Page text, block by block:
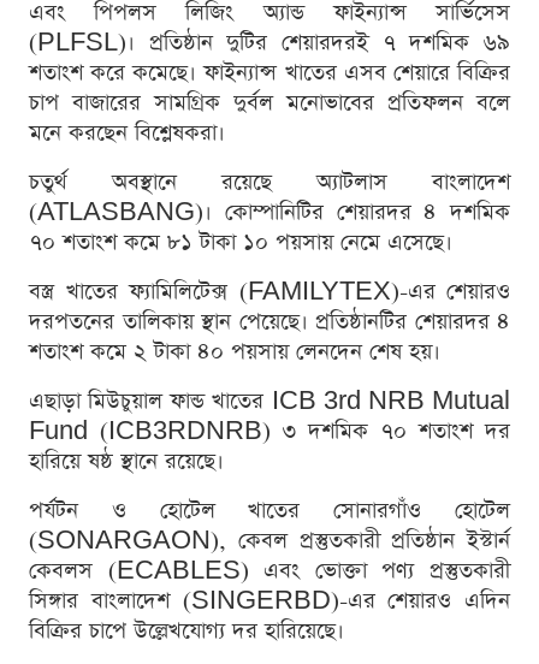
এবং পিপলস লিজিং অ্যান্ড ফাইন্যান্স সার্ভিসেস
(PLFSL)। প্রতিষ্ঠান দুটির শেয়ারদরই ৭ দশমিক ৬৯
শতাংশ করে কমেছে। ফাইন্যান্স খাতের এসব শেয়ারে বিক্রির
চাপ বাজারের সামগ্রিক দুর্বল মনোভাবের প্রতিফলন বলে
মনে করছেন বিশ্লেষকরা।
চতুর্থ অবস্থানে রয়েছে অ্যাটলাস বাংলাদেশ
(ATLASBANG)। কোম্পানিটির শেয়ারদর ৪ দশমিক
৭০ শতাংশ কমে ৮১ টাকা ১০ পয়সায় নেমে এসেছে।
বস্ত্র খাতের ফ্যামিলিটেক্স (FAMILYTEX)-এর শেয়ারও
দরপতনের তালিকায় স্থান পেয়েছে। প্রতিষ্ঠানটির শেয়ারদর ৪
শতাংশ কমে ২ টাকা ৪০ পয়সায় লেনদেন শেষ হয়।
এছাড়া মিউচুয়াল ফান্ড খাতের ICB 3rd NRB Mutual
Fund (ICB3RDNRB) ৩ দশমিক ৭০ শতাংশ দর
হারিয়ে ষষ্ঠ স্থানে রয়েছে।
পর্যটন ও হোটেল খাতের সোনারগাঁও হোটেল
(SONARGAON), কেবল প্রস্তুতকারী প্রতিষ্ঠান ইস্টার্ন
কেবলস (ECABLES) এবং ভোক্তা পণ্য প্রস্তুতকারী
সিঙ্গার বাংলাদেশ (SINGERBD)-এর শেয়ারও এদিন
বিক্রির চাপে উল্লেখযোগ্য দর হারিয়েছে।